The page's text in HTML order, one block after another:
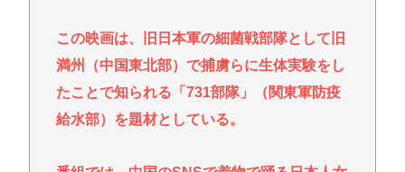
クーラーつけるくらいなら死を選ぶ 7割超え
Powered by livedoor 相互RSS
この映画は、旧日本軍の細菌戦部隊として旧
満州（中国東北部）で捕虜らに生体実験をし
たことで知られる「731部隊」（関東軍防疫
給水部）を題材としている。